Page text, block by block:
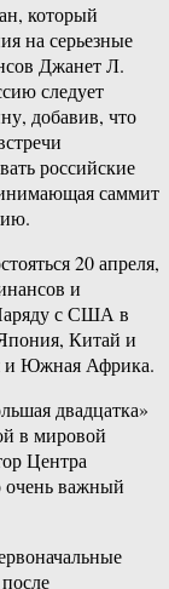
который
на серьезные
Джанет Л.
следует
добавив, что
российские
саммит
20 апреля,
и
с США в
Китай и
и Южная Африка.
двадцатка»
в мировой
Центра
очень важный